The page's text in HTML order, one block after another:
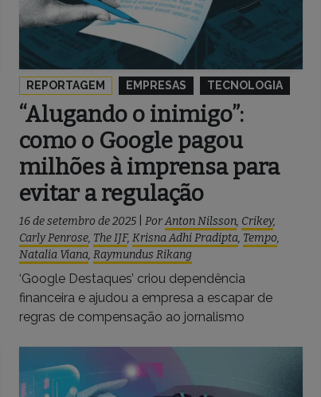
REPORTAGEM EMPRESAS TECNOLOGIA
“Alugando o inimigo”:
como o Google pagou
milhões à imprensa para
evitar a regulação
16 de setembro de 2025 PorAnton Nilsson, Crikey,
Carly Penrose, The IJF, Krisna Adhi Pradipta, Tempo,
Natalia Viana, Raymundus Rikang
‘Google Destaques’ criou dependência
financeira e ajudou a empresa a escapar de
regras de compensação ao jornalismo